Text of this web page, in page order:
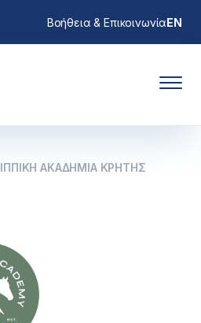
Βοήθεια & ΕπικοινωνίαEN
ΙΠΠΙΚΗ ΑΚΑΔΗΜΙΑ ΚΡΗΤΗΣ